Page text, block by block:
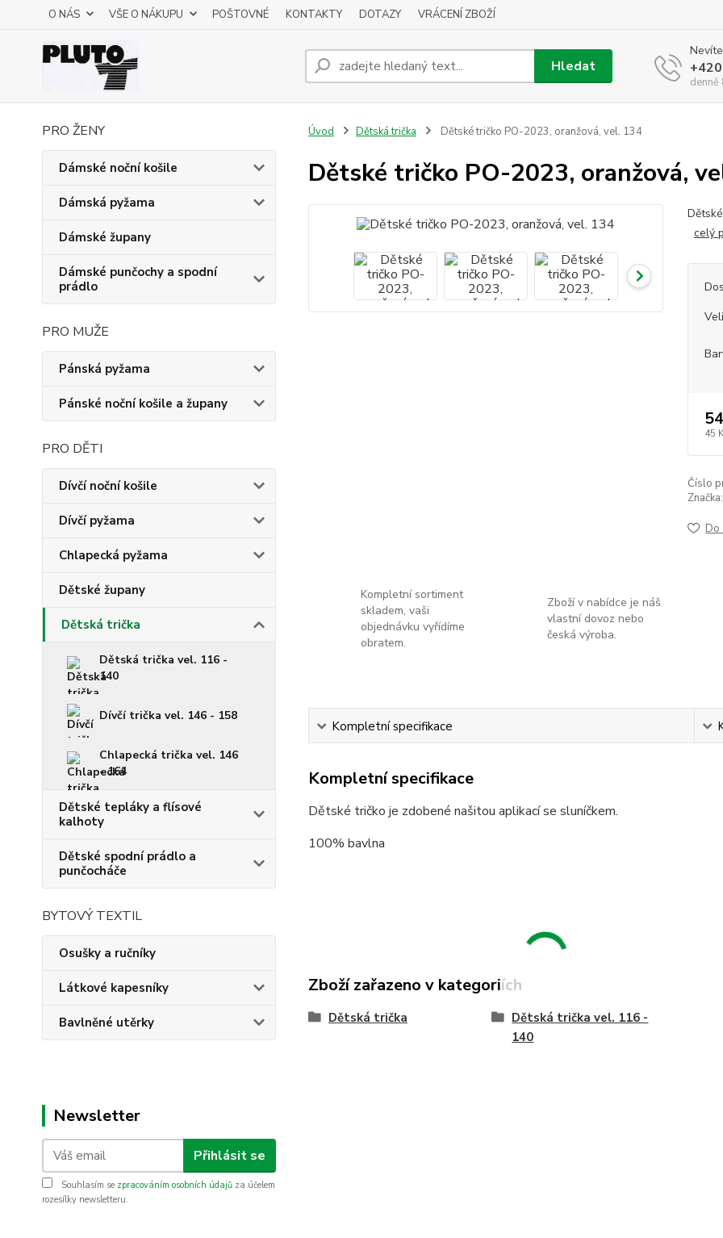
O NÁS VŠE O NÁKUPU POŠTOVNÉ KONTAKTY DOTAZY VRÁCENÍ ZBOŽÍ
Hledat
PRO ŽENY
Dámské noční košile
Dámská pyžama
Dámské župany
Dámské punčochy a spodní
prádlo
PRO MUŽE
Pánská pyžama
Pánské noční košile a župany
PRO DĚTI
Dívčí noční košile
Dívčí pyžama
Chlapecká pyžama
Dětské župany
Dětská trička
Dětská trička vel. 116 -
140
Dívčí trička vel. 146 - 158
Chlapecká trička vel. 146
- 164
Dětské tepláky a flísové
kalhoty
Dětské spodní prádlo a
punčocháče
BYTOVÝ TEXTIL
Osušky a ručníky
Látkové kapesníky
Bavlněné utěrky
Newsletter
Přihlásit se
Souhlasím se zpracováním osobních údajů za účelem
rozesílky newsletteru.
Úvod Dětská trička Dětské tričko PO-2023, oranžová, vel. 134
Dětské tričko PO-2023, oranžová,
celý
45
Číslo
Značka:
Do
Kompletní sortiment
skladem, vaši
objednávku vyřídíme
obratem.
Zboží v nabídce je náš
vlastní dovoz nebo
česká výroba.
Kompletní specifikace
Kompletní specifikace
Dětské tričko je zdobené našitou aplikací se sluníčkem.
100% bavlna
Zboží zařazeno v kategoriích
Dětská trička
Dětská trička vel. 116 -
140